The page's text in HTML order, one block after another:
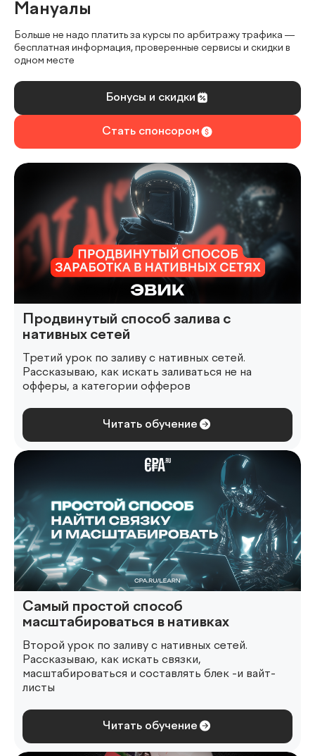
Мануалы
Больше не надо платить за курсы по арбитражу трафика —
бесплатная информация, проверенные сервисы и скидки в
одном месте
Бонусы и скидки
Стать спонсором
Продвинутый способ залива с
нативных сетей
Третий урок по заливу с нативных сетей.
Рассказываю, как искать заливаться не на
офферы, а категории офферов
Читать обучение
Самый простой способ
масштабироваться в нативках
Второй урок по заливу с нативных сетей.
Рассказываю, как искать связки,
масштабироваться и составлять блек -и вайт-
листы
Читать обучение